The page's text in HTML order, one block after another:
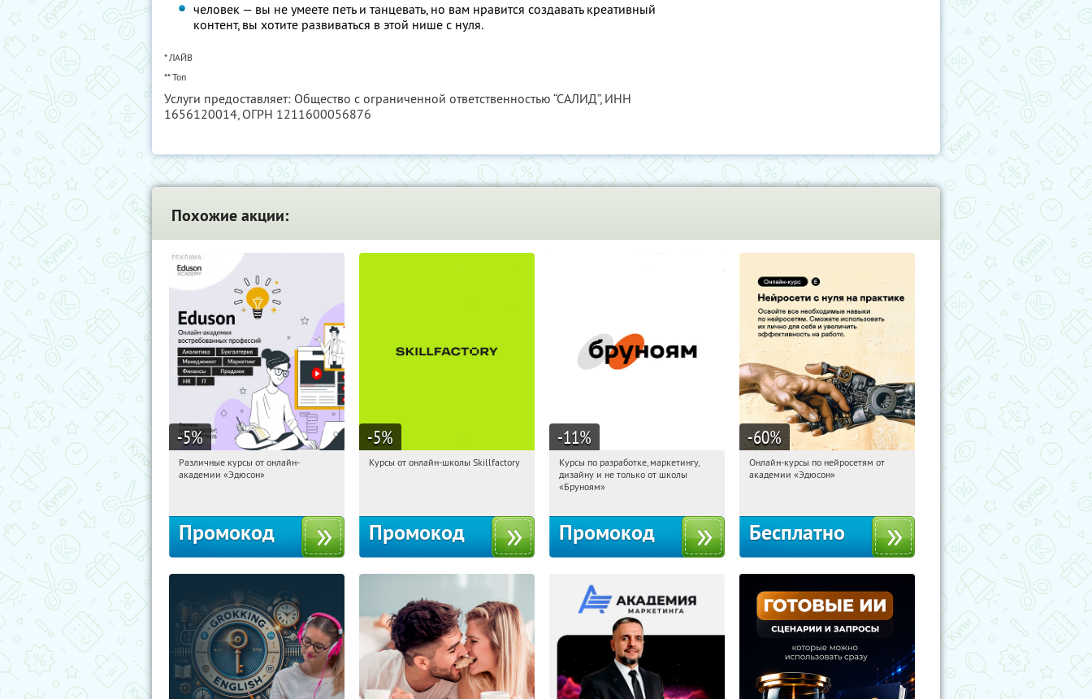
человек — вы не умеете петь и танцевать, но вам нравится создавать креативный
контент, вы хотите развиваться в этой нише с нуля.
* ЛАЙВ
** Топ
Услуги предоставляет: Общество с ограниченной ответственностью “САЛИД”, ИНН
1656120014, ОГРН 1211600056876
Похожие акции:
-5%
03:16:48 Получили:
Различные курсы от онлайн-
академии «Эдюсон»
Промокод
-5%
03:16:48
Получи первым!
Курсы от онлайн-школы Skillfactory
Промокод
-11%
03:16:48
Получи первым!
Россия
Курсы по разработке, маркетингу,
дизайну и не только от школы
«Бруноям»
Промокод
-60%
03:16:48 Получили:
Онлайн-курсы по нейросетям от
академии «Эдюсон»
Бесплатно